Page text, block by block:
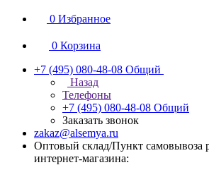
0 Избранное
0 Корзина
+7 (495) 080-48-08 Общий
Назад
Телефоны
+7 (495) 080-48-08 Общий
Заказать звонок
zakaz@alsemya.ru
Оптовый склад/Пункт самовывоза
интернет-магазина: